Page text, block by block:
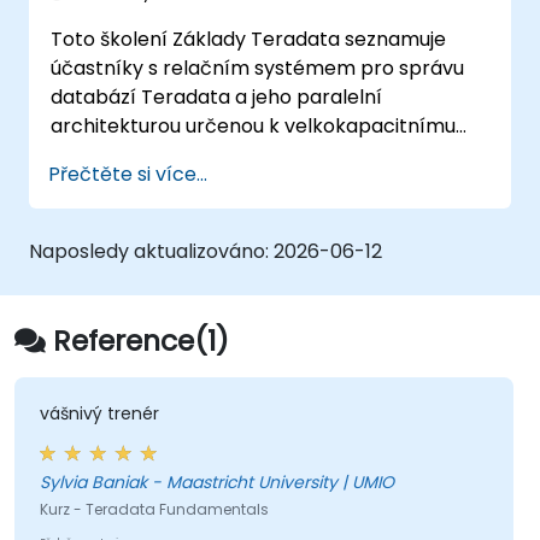
Toto školení Základy Teradata seznamuje
účastníky s relačním systémem pro správu
databází Teradata a jeho paralelní
architekturou určenou k velkokapacitnímu
koncepty, jako je instalace, architektura,
základy SQL i pokročilejší tématika – vše s
cílem vybavit datové inženýry potřebnými
znalostmi pro návrh firemních datových
skladů, relační modelování a distribuované
zpracování dotazů ve využití pro obchodní
inteligenci.
Přečtěte si více...
Naposledy aktualizováno: 2026-06-12
Reference(1)
vášnivý trenér
Sylvia Baniak - Maastricht University | UMIO
Kurz - Teradata Fundamentals